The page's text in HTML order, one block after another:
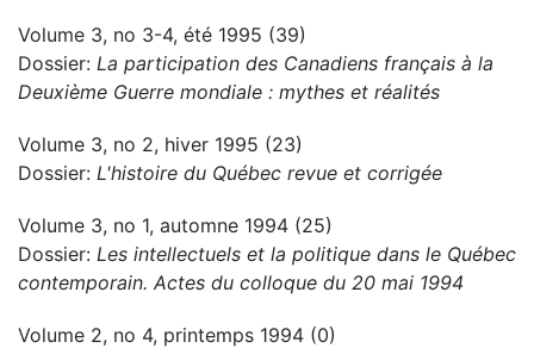
Volume 3, no 3-4, été 1995 (39)
Dossier: La participation des Canadiens français à la
Deuxième Guerre mondiale : mythes et réalités
Volume 3, no 2, hiver 1995 (23)
Dossier: L'histoire du Québec revue et corrigée
Volume 3, no 1, automne 1994 (25)
Dossier: Les intellectuels et la politique dans le Québec
contemporain. Actes du colloque du 20 mai 1994
Volume 2, no 4, printemps 1994 (0)